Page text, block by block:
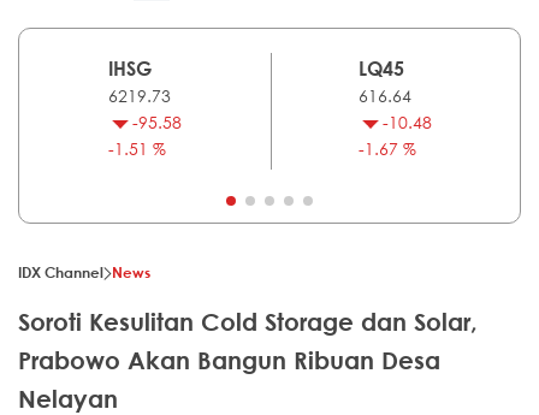
IHSG
6219.73
-95.58
-1.51 %
LQ45
616.64
-10.48
-1.67 %
IDX Channel News
Soroti Kesulitan Cold Storage dan Solar,
Prabowo Akan Bangun Ribuan Desa
Nelayan